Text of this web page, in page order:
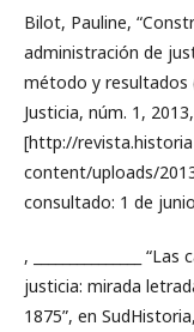
Bilot, Pauline,
administración de
método y resultados
Justicia, núm. 1,
[http://
content/uploads/
consultado: 1 de
, _______________
justicia: mirada
1875”, en